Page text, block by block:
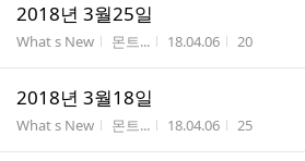
2018년 3월25일
게시판명
What s New 작성자
몬트... 작성시간
18.04.06 조회수
20
2018년 3월18일
게시판명
What s New 작성자
몬트... 작성시간
18.04.06 조회수
25